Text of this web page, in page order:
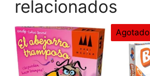
relacionados
Agotado